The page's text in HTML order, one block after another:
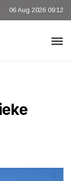
06 Aug 2026 09:12